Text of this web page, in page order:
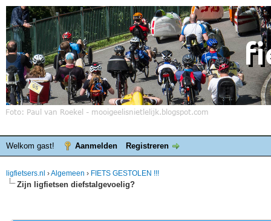
Welkom gast! Aanmelden Registreren
ligfietsers.nl ›Algemeen › FIETS GESTOLEN !!!
Zijn ligfietsen diefstalgevoelig?